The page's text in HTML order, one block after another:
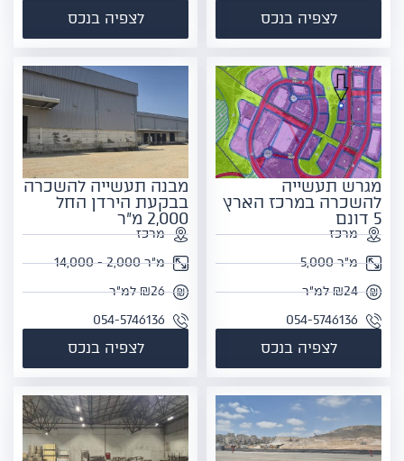
לצפיה בנכס לצפיה בנכס
מגרש תעשייה
להשכרה במרכז הארץ
5 דונם
מרכז
מ"ר 5,000
₪24 למ"ר
054-5746136
לצפיה בנכס
מבנה תעשייה להשכרה
בבקעת הירדן החל
2,000 מ"ר
מרכז
מ"ר 2,000 - 14,000
₪26 למ"ר
054-5746136
לצפיה בנכס